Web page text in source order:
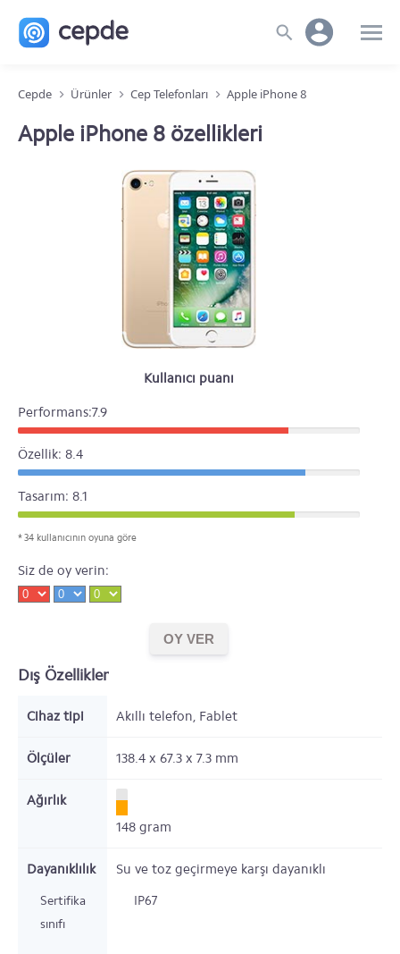
Cepde Ürünler Cep Telefonları Apple iPhone 8
Apple iPhone 8 özellikleri
Kullanıcı puanı
Performans:7.9
Özellik: 8.4
Tasarım: 8.1
* 34 kullanıcının oyuna göre
Siz de oy verin:
Dış Özellikler
Cihaz tipi Akıllı telefon, Fablet
Ölçüler 138.4 x 67.3 x 7.3 mm
Ağırlık
148 gram
Dayanıklılık Su ve toz geçirmeye karşı dayanıklı
Sertifika
sınıfı
IP67